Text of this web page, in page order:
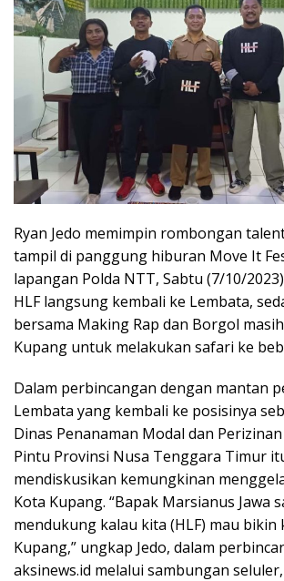
Ryan Jedo memimpin rombongan
tampil di panggung hiburan Move It
lapangan Polda NTT, Sabtu (7/10/
HLF langsung kembali ke Lembata,
bersama Making Rap dan Borgol
Kupang untuk melakukan safari ke
Dalam perbincangan dengan mantan
Lembata yang kembali ke posisinya
Dinas Penanaman Modal dan
Pintu Provinsi Nusa Tenggara Timur
mendiskusikan kemungkinan
Kota Kupang. “Bapak Marsianus Jawa
mendukung kalau kita (HLF) mau bikin
Kupang,” ungkap Jedo, dalam
aksinews.id melalui sambungan